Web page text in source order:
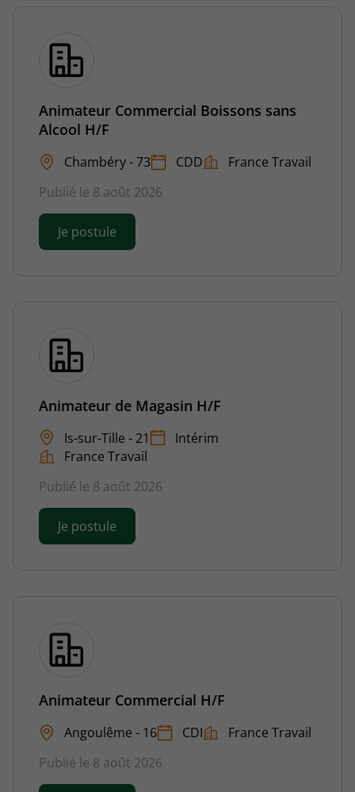
Animateur Commercial Boissons sans
Alcool H/F
Chambéry - 73 CDD
France Travail
Publié le 8 août 2026
Je postule
Animateur de Magasin H/F
Is-sur-Tille - 21
Intérim
France Travail
Publié le 8 août 2026
Je postule
Animateur Commercial H/F
Angoulême - 16 CDI
France Travail
Publié le 8 août 2026